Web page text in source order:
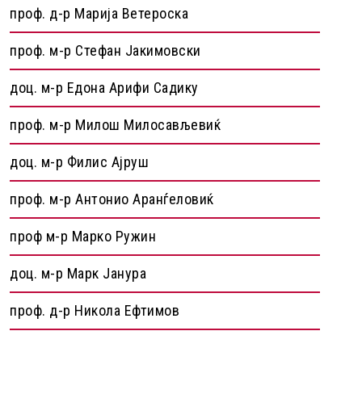
проф. д-р Марија Ветероска
проф. м-р Стефан Јакимовски
доц. м-р Едона Арифи Садику
проф. м-р Милош Милосављевиќ
доц. м-р Филис Ајруш
проф. м-р Антонио Аранѓеловиќ
проф м-р Марко Ружин
доц. м-р Марк Јанура
проф. д-р Никола Ефтимов